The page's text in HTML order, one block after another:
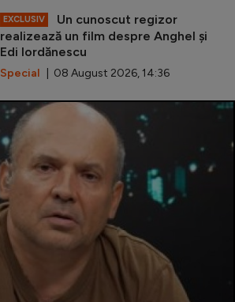
EXCLUSIV
Un cunoscut regizor
realizează un film despre Anghel și
Edi Iordănescu
Special | 08 August 2026, 14:36